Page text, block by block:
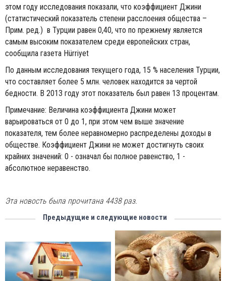
этом году исследования показали, что коэффициент Джини
(статистический показатель степени расслоения общества –
Прим. ред.) в Турции равен 0,40, что по прежнему является
самым высоким показателем среди европейских стран,
сообщила газета Hürriyet
По данным исследования текущего года, 15 % населения Турции,
что составляет более 5 млн. человек находится за чертой
бедности. В 2013 году этот показатель был равен 13 процентам.
Примечание: Величина коэффициента Джини может
варьироваться от 0 до 1, при этом чем выше значение
показателя, тем более неравномерно распределены доходы в
обществе. Коэффициент Джини не может достигнуть своих
крайних значений: 0 - означал бы полное равенство, 1 -
абсолютное неравенство.
Эта новость была прочитана 4438 раз.
Предыдущие и следующие новости